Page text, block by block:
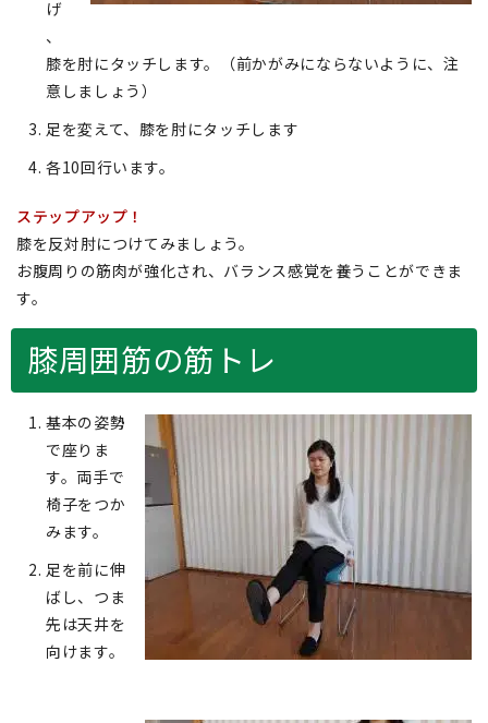
げ
、
膝を肘にタッチします。（前かがみにならないように、注
意しましょう）
足を変えて、膝を肘にタッチします
各10回行います。
ステップアップ！
膝を反対肘につけてみましょう。
お腹周りの筋肉が強化され、バランス感覚を養うことができま
す。
膝周囲筋の筋トレ
基本の姿勢
で座りま
す。両手で
椅子をつか
みます。
足を前に伸
ばし、つま
先は天井を
向けます。